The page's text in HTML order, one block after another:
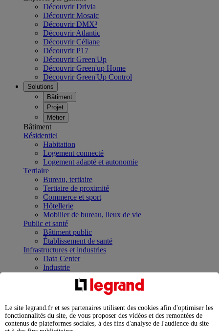
Découvrir Drivia
Découvrir Mosaic
Découvrir DMX³
Découvrir Atlantic
Découvrir Céliane
Découvrir P17
Découvrir Green'Up
Découvrir Green'up Home
Découvrir Green'Up Control
Solutions
Bâtiment
Projet
Métier
Bâtiment
Résidentiel
Habitation
Logement connecté
Logement adapté et autonomie
Tertiaire
Bureau, tertiaire
Tertiaire de proximité
Commerce et sport
Hôtellerie
Mobilier de bureau, lieux de vie
Public et santé
Bâtiment public
Établissement de santé
Infrastructures et industries
Data Center
Industrie
Infrastructures
Contrôler et planifier le fonctionnement des appareils
Répartir et optimiser son tableau électrique
Legrand Data Center Solutions : concentrer les
expertises au service de vos performances
Le site legrand.fr et ses partenaires utilisent des cookies afin d'optimiser les
fonctionnalités du site, de vous proposer des vidéos et des remontées de
contenus de plateformes sociales, à des fins d'analyse de l'audience du site